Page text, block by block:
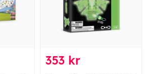
353 kr